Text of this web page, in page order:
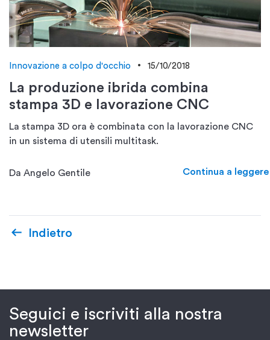
Innovazione a colpo d'occhio 15/10/2018
La produzione ibrida combina
stampa 3D e lavorazione CNC
La stampa 3D ora è combinata con la lavorazione CNC
in un sistema di utensili multitask.
Da Angelo Gentile Continua a leggere
Indietro
Seguici e iscriviti alla nostra
newsletter